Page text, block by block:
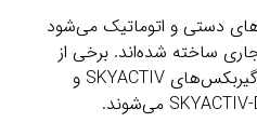
دستی و اتوماتیک می‌شود
ساخته شده‌اند. برخی از
مدل‌های گیربکس مزدا شامل گیربکس‌های SKYACTIV و